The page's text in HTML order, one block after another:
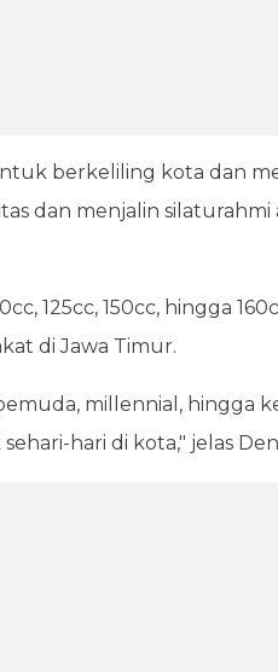
berkeliling kota dan
dan menjalin silaturahmi
125cc, 150cc, hingga
di Jawa Timur.
millennial, hingga
hari di kota," jelas